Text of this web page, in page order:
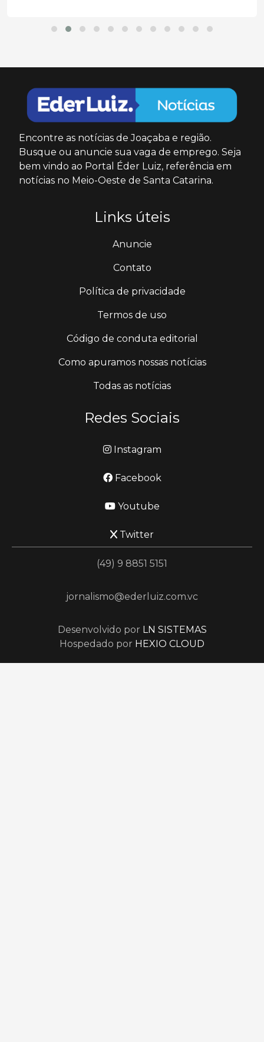
Encontre as notícias de Joaçaba e região.
Busque ou anuncie sua vaga de emprego. Seja
bem vindo ao Portal Éder Luiz, referência em
notícias no Meio-Oeste de Santa Catarina.
Links úteis
Anuncie
Contato
Política de privacidade
Termos de uso
Código de conduta editorial
Como apuramos nossas notícias
Todas as notícias
Redes Sociais
Instagram
Facebook
Youtube
Twitter
(49) 9 8851 5151
jornalismo@ederluiz.com.vc
Desenvolvido por LN SISTEMAS
Hospedado por HEXIO CLOUD